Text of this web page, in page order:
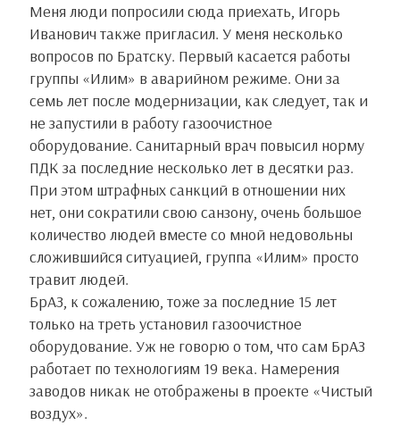
Меня люди попросили сюда приехать, Игорь
Иванович также пригласил. У меня несколько
вопросов по Братску. Первый касается работы
группы «Илим» в аварийном режиме. Они за
семь лет после модернизации, как следует, так и
не запустили в работу газоочистное
оборудование. Санитарный врач повысил норму
ПДК за последние несколько лет в десятки раз.
При этом штрафных санкций в отношении них
нет, они сократили свою санзону, очень большое
количество людей вместе со мной недовольны
сложившийся ситуацией, группа «Илим» просто
травит людей.
БрАЗ, к сожалению, тоже за последние 15 лет
только на треть установил газоочистное
оборудование. Уж не говорю о том, что сам БрАЗ
работает по технологиям 19 века. Намерения
заводов никак не отображены в проекте «Чистый
воздух».